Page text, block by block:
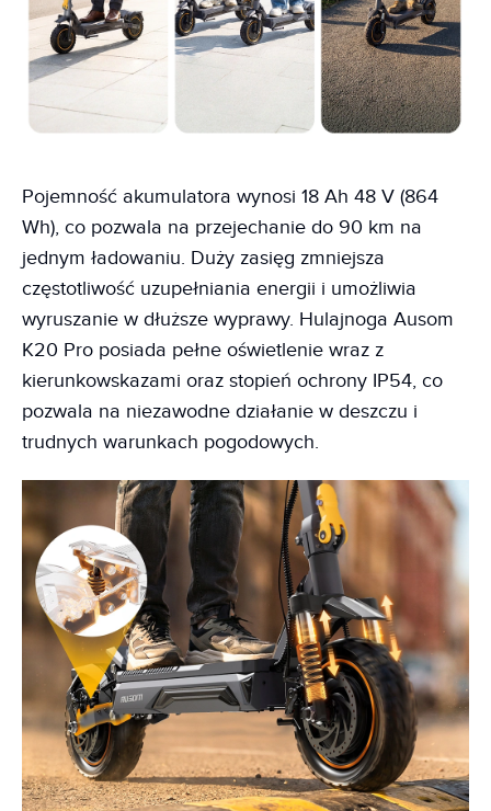
Pojemność akumulatora wynosi 18 Ah 48 V (864
Wh), co pozwala na przejechanie do 90 km na
jednym ładowaniu. Duży zasięg zmniejsza
częstotliwość uzupełniania energii i umożliwia
wyruszanie w dłuższe wyprawy. Hulajnoga Ausom
K20 Pro posiada pełne oświetlenie wraz z
kierunkowskazami oraz stopień ochrony IP54, co
pozwala na niezawodne działanie w deszczu i
trudnych warunkach pogodowych.